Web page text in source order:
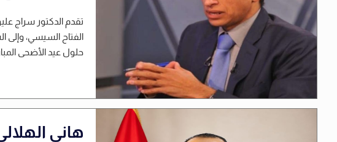
تقدم الدكتور سراج
الفتاح السيسي، وإلى
حلول عيد الأضحى
هاني